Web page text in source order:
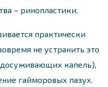
– ринопластики.
практически
не устранить это
капель),
гайморовых пазух.